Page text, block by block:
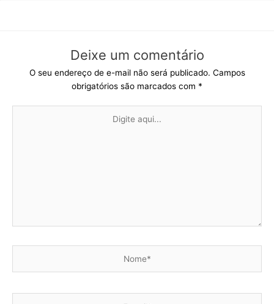
Deixe um comentário
O seu endereço de e-mail não será publicado. Campos
obrigatórios são marcados com *